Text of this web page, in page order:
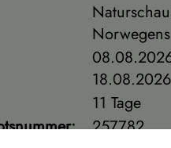
Norwegens
18.08.2026
11 Tage
257782